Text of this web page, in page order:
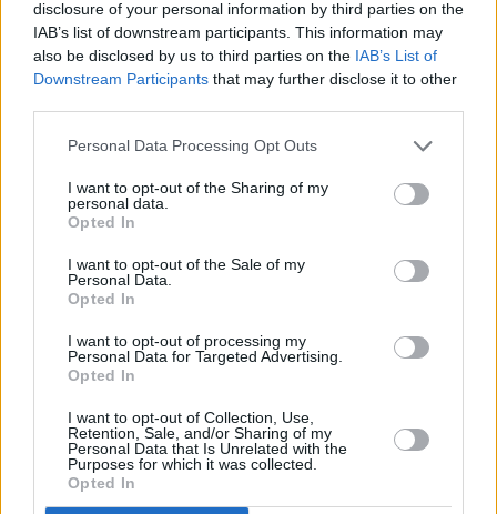
disclosure of your personal information by third parties on the
IAB’s list of downstream participants. This information may
also be disclosed by us to third parties on the IAB’s List of
Downstream Participants that may further disclose it to other
Personal Data Processing Opt Outs
I want to opt-out of the Sharing of my
personal data.
Opted In
I want to opt-out of the Sale of my
Personal Data.
Opted In
I want to opt-out of processing my
Personal Data for Targeted Advertising.
Opted In
I want to opt-out of Collection, Use,
Retention, Sale, and/or Sharing of my
Personal Data that Is Unrelated with the
Purposes for which it was collected.
Opted In